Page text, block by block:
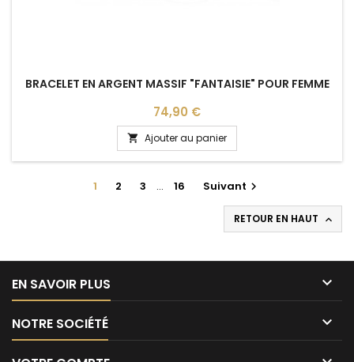
BRACELET EN ARGENT MASSIF "FANTAISIE" POUR FEMME
Prix
74,90 €
 Ajouter au panier
1 2 3 … 16 Suivant 
RETOUR EN HAUT 
EN SAVOIR PLUS 
NOTRE SOCIÉTÉ 